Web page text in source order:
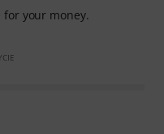
for your money.